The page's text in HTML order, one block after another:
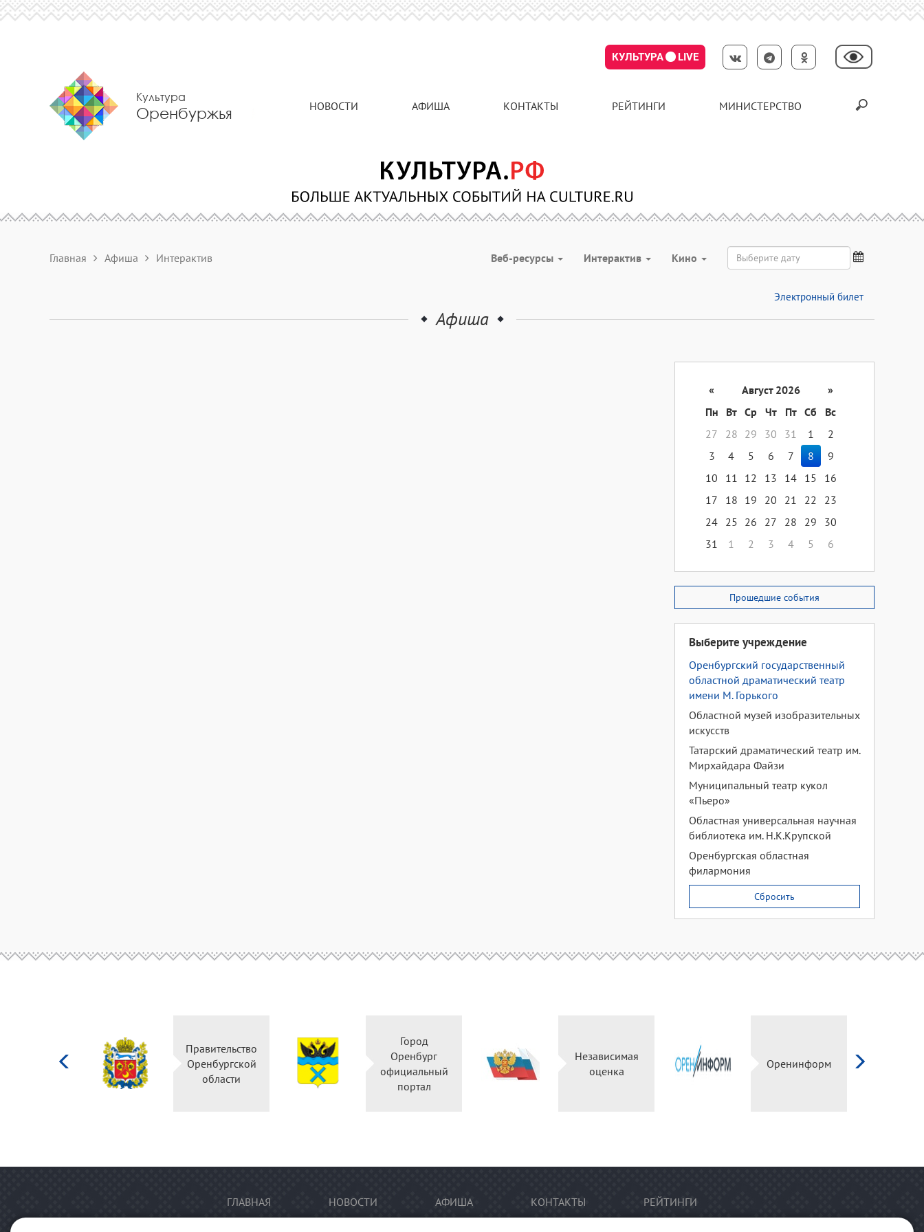
КУЛЬТУРА LIVE
Культура
Оренбуржья НОВОСТИ АФИША КОНТАКТЫ РЕЙТИНГИ МИНИСТЕРСТВО
Главная Афиша Интерактив Веб-ресурсы Интерактив Кино
Электронный билет
Афиша
« Август 2026
»
Пн
Вт Ср Чт Пт Сб
Вс
27
28 29 30 31 1
2
3
4 5 6 7 8
9
10
11 12 13 14 15
16
17
18 19 20 21 22
23
24 25 26 27 28 29
30
31
1 2 3 4 5 6
Прошедшие события
Выберите учреждение
Оренбургский государственный
областной драматический театр
имени М. Горького
Областной музей изобразительных
искусств
Татарский драматический театр им.
Мирхайдара Файзи
Муниципальный театр кукол
«Пьеро»
Областная универсальная научная
библиотека им. Н.К.Крупской
Оренбургская областная
филармония
Сбросить
Правительство
Оренбургской
области
Город
Оренбург
официальный
портал
Независимая
оценка
Оренинформ
ГЛАВНАЯ НОВОСТИ АФИША КОНТАКТЫ РЕЙТИНГИ